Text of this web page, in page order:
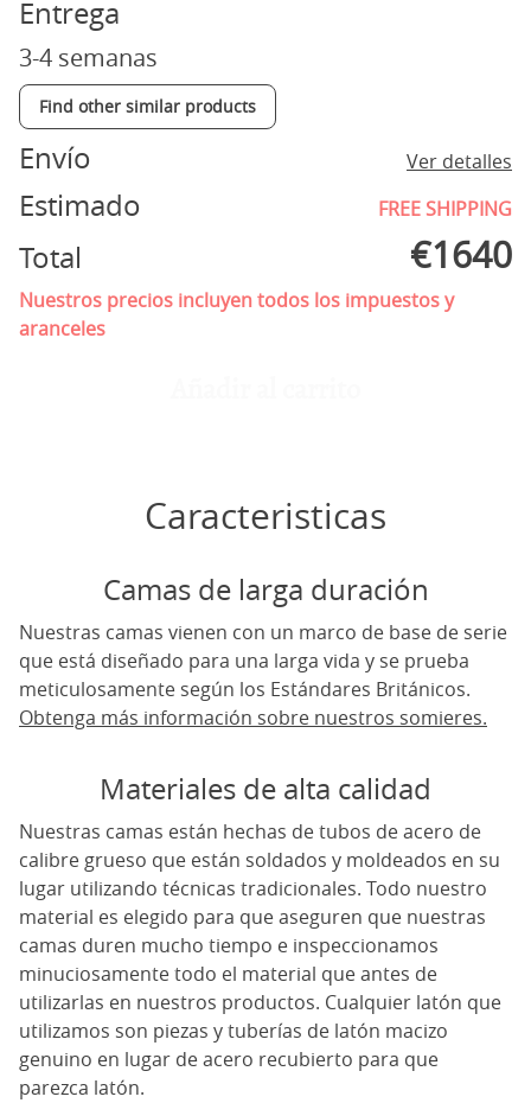
Entrega
3-4 semanas
Find other similar products
Envío Ver detalles
Estimado FREE SHIPPING
Total €1640
Nuestros precios incluyen todos los impuestos y
aranceles
Caracteristicas
Camas de larga duración
Nuestras camas vienen con un marco de base de serie
que está diseñado para una larga vida y se prueba
meticulosamente según los Estándares Británicos.
Obtenga más información sobre nuestros somieres.
Materiales de alta calidad
Nuestras camas están hechas de tubos de acero de
calibre grueso que están soldados y moldeados en su
lugar utilizando técnicas tradicionales. Todo nuestro
material es elegido para que aseguren que nuestras
camas duren mucho tiempo e inspeccionamos
minuciosamente todo el material que antes de
utilizarlas en nuestros productos. Cualquier latón que
utilizamos son piezas y tuberías de latón macizo
genuino en lugar de acero recubierto para que
parezca latón.